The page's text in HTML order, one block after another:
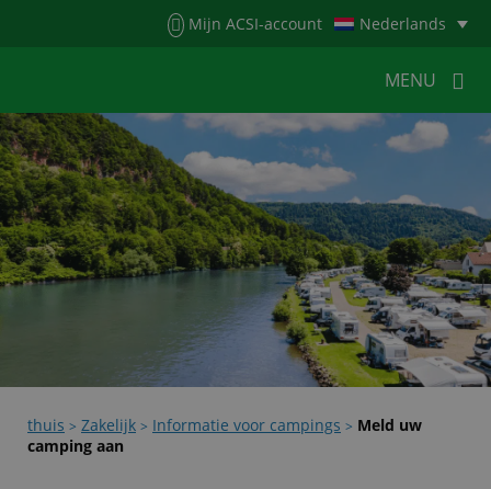
Mijn ACSI-account Nederlands
MENU
MENUMENU
HOME VOOR KAMPEERDERS
VOOR CAMPINGS
KAMPEERNIEUWS
ACSI WEBSHOP WERKEN BIJ ACSI
CONTACT
thuis > Zakelijk > Informatie voor campings > Meld uw
camping aan